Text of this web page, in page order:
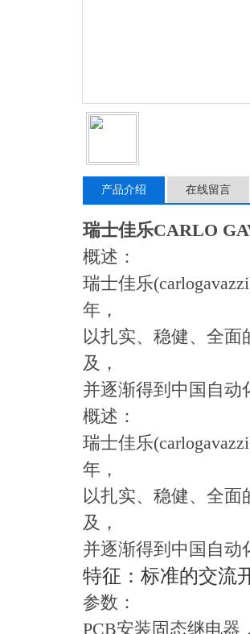
产品介绍 在线留言
瑞士佳乐CARLO
概述：
瑞士佳乐
年，
以扎实、稳健、全
及，
并逐渐得到中国自动
概述：
瑞士佳乐
年，
以扎实、稳健、全
及，
并逐渐得到中国自动
特征：标准的交流
参数：
PCB安装固态继电器